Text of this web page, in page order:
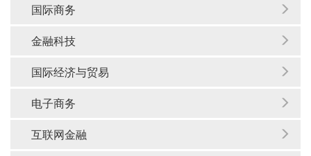
国际商务
金融科技
国际经济与贸易
电子商务
互联网金融